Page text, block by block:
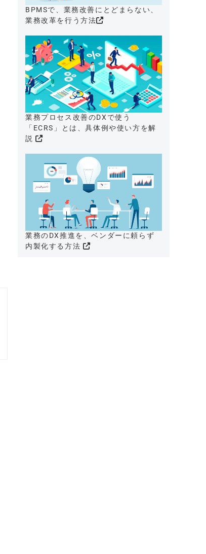
BPMSで、業務改善にとどまらない、
業務改革を行う方法
業務プロセス改善のDXで使う
「ECRS」とは、具体例や使い方を解
説
業務のDX推進を、ベンダーに頼らず
内製化する方法